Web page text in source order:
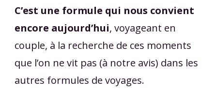
C’est une formule qui nous convient
encore aujourd’hui, voyageant en
couple, à la recherche de ces moments
que l’on ne vit pas (à notre avis) dans les
autres formules de voyages.